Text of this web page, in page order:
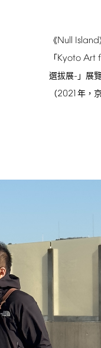
《Null Island
「 Kyoto Art
選拔展- 」展
（2021年，